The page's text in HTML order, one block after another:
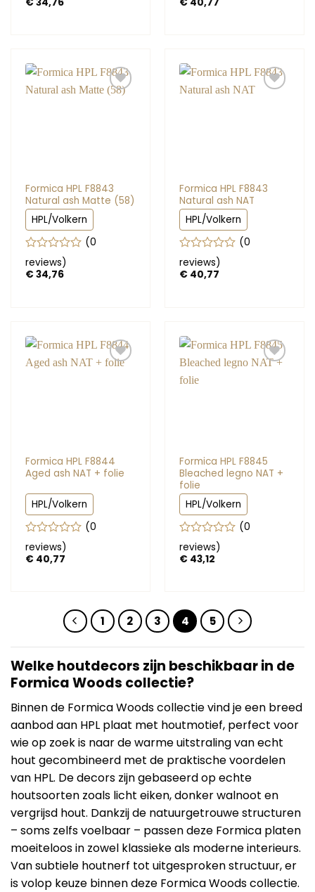
uit
uit
Formica HPL F8843
Natural ash Matte (58)
HPL/Volkern
Gewaardeerd
0
uit
(0
reviews)
€34,76
Formica HPL F8843
Natural ash NAT
HPL/Volkern
Gewaardeerd
0
uit
(0
reviews)
€40,77
Formica HPL F8844
Aged ash NAT + folie
HPL/Volkern
Gewaardeerd
0
uit
(0
reviews)
€40,77
Formica HPL F8845
Bleached legno NAT +
folie
HPL/Volkern
Gewaardeerd
0
uit
(0
reviews)
€43,12
1 2 3 4 5
Welke houtdecors zijn beschikbaar in de
Formica Woods collectie?
Binnen de Formica Woods collectie vind je een breed
aanbod aan HPL plaat met houtmotief, perfect voor
wie op zoek is naar de warme uitstraling van echt
hout gecombineerd met de praktische voordelen
van HPL. De decors zijn gebaseerd op echte
houtsoorten zoals licht eiken, donker walnoot en
vergrijsd hout. Dankzij de natuurgetrouwe structuren
– soms zelfs voelbaar – passen deze Formica platen
moeiteloos in zowel klassieke als moderne interieurs.
Van subtiele houtnerf tot uitgesproken structuur, er
is volop keuze binnen deze Formica Woods collectie.